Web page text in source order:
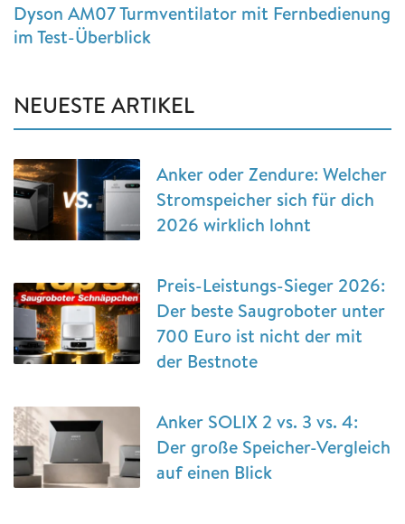
Dyson AM07 Turmventilator mit Fernbedienung
im Test-Überblick
NEUESTE ARTIKEL
Anker oder Zendure: Welcher
Stromspeicher sich für dich
2026 wirklich lohnt
Preis-Leistungs-Sieger 2026:
Der beste Saugroboter unter
700 Euro ist nicht der mit
der Bestnote
Anker SOLIX 2 vs. 3 vs. 4:
Der große Speicher-Vergleich
auf einen Blick